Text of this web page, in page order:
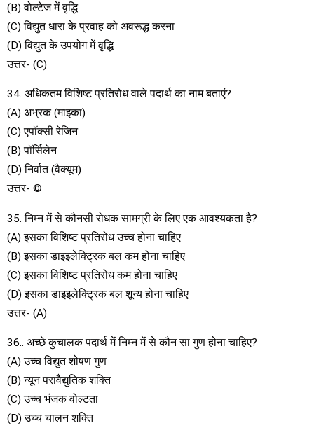
(B) वोल्टेज में वृद्धि
(C) विद्युत धारा के प्रवाह को अवरूद्ध करना
(D) विद्युत के उपयोग में वृद्धि
उत्तर- (C)
34. अधिकतम विशिष्ट प्रतिरोध वाले पदार्थ का नाम बताएं?
(A) अभ्रक (माइका)
(C) एपॉक्सी रेजिन
(B) पॉर्सिलेन
(D) निर्वात (वैक्यूम)
उत्तर- ©
35. निम्न में से कौनसी रोधक सामग्री के लिए एक आवश्यकता है?
(A) इसका विशिष्ट प्रतिरोध उच्च होना चाहिए
(B) इसका डाइइलेक्ट्रिक बल कम होना चाहिए
(C) इसका विशिष्ट प्रतिरोध कम होना चाहिए
(D) इसका डाइइलेक्ट्रिक बल शून्य होना चाहिए
उत्तर- (A)
36.. अच्छे कुचालक पदार्थ में निम्न में से कौन सा गुण होना चाहिए?
(A) उच्च विद्युत शोषण गुण
(B) न्यून परावैद्युतिक शक्ति
(C) उच्च भंजक वोल्टता
(D) उच्च चालन शक्ति